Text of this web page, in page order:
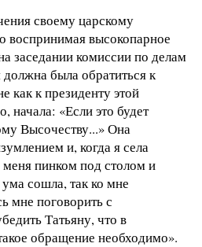
своему царскому
воспринимая высокопарное
заседании комиссии по делам
должна была обратиться к
как к президенту этой
начала: «Если это будет
Высочеству...» Она
и, когда я села
пинком под столом и
сошла, так ко мне
мне поговорить с
Татьяну, что в
обращение необходимо».